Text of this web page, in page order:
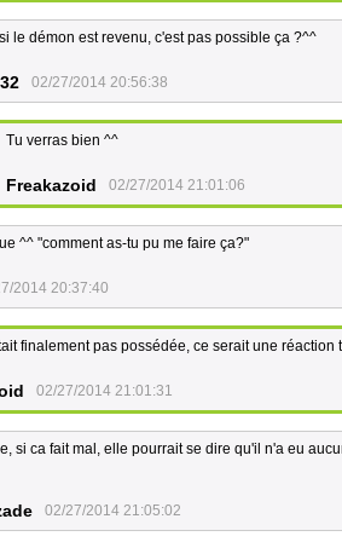
le démon est revenu, c'est pas possible ça ?^^
02/27/2014 20:56:38
Tu verras bien ^^
Freakazoid 02/27/2014 21:01:06
^^ "comment as-tu pu me faire ça?"
2014 20:37:40
finalement pas possédée, ce serait une réaction
02/27/2014 21:01:31
si ca fait mal, elle pourrait se dire qu'il n'a eu
02/27/2014 21:05:02